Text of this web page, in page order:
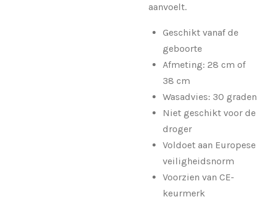
aanvoelt.
Geschikt vanaf de
geboorte
Afmeting: 28 cm of
38 cm
Wasadvies: 30 graden
Niet geschikt voor de
droger
Voldoet aan Europese
veiligheidsnorm
Voorzien van CE-
keurmerk